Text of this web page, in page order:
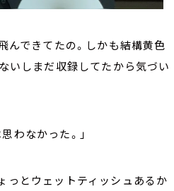
んできてたの。しかも結構黄色
いしまだ収録してたから気づい
わなかった。」
っとウェットティッシュあるか